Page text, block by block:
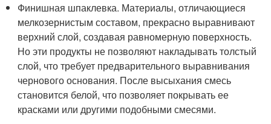
Финишная шпаклевка. Материалы, отличающиеся
мелкозернистым составом, прекрасно выравнивают
верхний слой, создавая равномерную поверхность.
Но эти продукты не позволяют накладывать толстый
слой, что требует предварительного выравнивания
чернового основания. После высыхания смесь
становится белой, что позволяет покрывать ее
красками или другими подобными смесями.